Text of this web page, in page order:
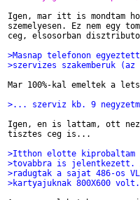
Igen, mar itt is mondtam
szemelyesen. Ez nem egy
ceg, elsosorban
>Masnap telefonon
>szervizes szakemberuk
Mar 100%-kal emeltek a
>... szerviz kb. 9
Igen, en is lattam, ott
tisztes ceg is...
>Itthon elotte kiprobaltam
>tovabbra is jelentkezett.
>radugtak a sajat 486-os
>kartyajuknak 800X600 volt.